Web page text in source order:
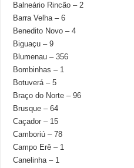
Balneário Rincão – 2
Barra Velha – 6
Benedito Novo – 4
Biguaçu – 9
Blumenau – 356
Bombinhas – 1
Botuverá – 5
Braço do Norte – 96
Brusque – 64
Caçador – 15
Camboriú – 78
Campo Erê – 1
Canelinha – 1